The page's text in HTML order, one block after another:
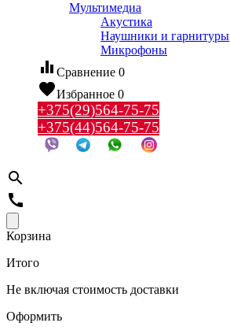
Мультимедиа
Акустика
Наушники и гарнитуры
Микрофоны
equalizer Сравнение 0
favoriteИзбранное 0
+375(29)564-75-75
+375(44)564-75-75
search
call
Корзина
Итого
Не включая стоимость доставки
Оформить